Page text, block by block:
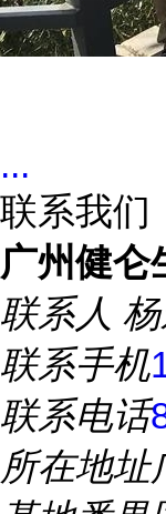
...
联系我们
广州健仑
联系人
联系手机
联系电话
所在地址